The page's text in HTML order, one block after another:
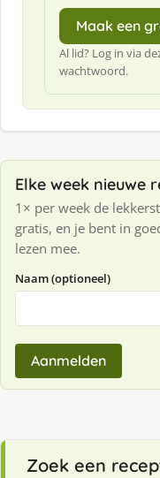
Maak een
Al lid? Log in via
wachtwoord.
Elke week nieuwe
1× per week de
gratis, en je bent in
lezen mee.
Naam (optioneel)
Aanmelden
Zoek een